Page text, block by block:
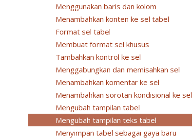
Menggunakan baris dan kolom
Menambahkan konten ke sel tabel
Format sel tabel
Membuat format sel khusus
Tambahkan kontrol ke sel
Menggabungkan dan memisahkan sel
Menambahkan komentar ke sel
Menambahkan sorotan kondisional ke sel
Mengubah tampilan tabel
Mengubah tampilan teks tabel
Menyimpan tabel sebagai gaya baru